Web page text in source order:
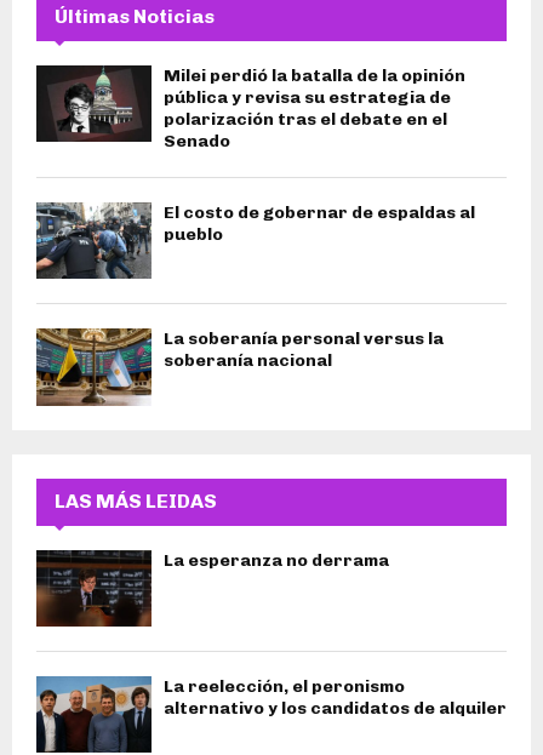
Últimas Noticias
Milei perdió la batalla de la opinión
pública y revisa su estrategia de
polarización tras el debate en el
Senado
El costo de gobernar de espaldas al
pueblo
La soberanía personal versus la
soberanía nacional
LAS MÁS LEIDAS
La esperanza no derrama
La reelección, el peronismo
alternativo y los candidatos de alquiler